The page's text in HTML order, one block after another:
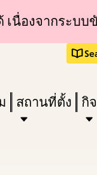
นื่องจากระบบ
สถานที่ตั้ง กิ